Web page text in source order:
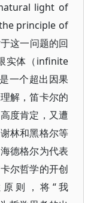
light of
principle of
这一问题的回
实体（infinite
一个超出因果
解，笛卡尔的
度肯定，又遭
林和黑格尔等
德格尔为代表
尔哲学的开创
则，将“我